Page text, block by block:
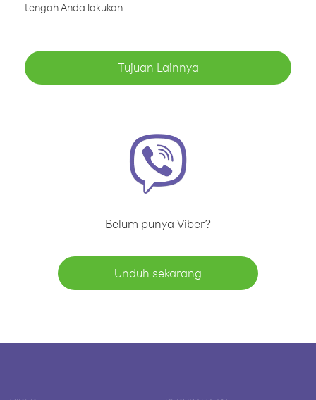
tengah Anda lakukan
Tujuan Lainnya
Belum punya Viber?
Unduh sekarang